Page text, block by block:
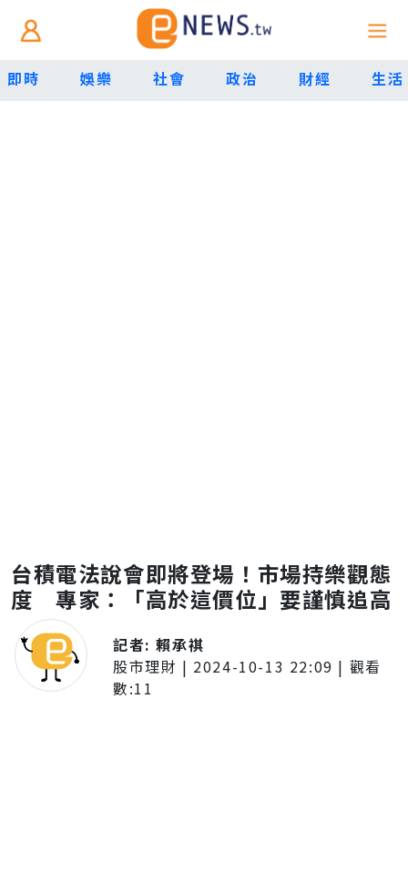
即時 娛樂 社會 政治 財經 生活
台積電法說會即將登場！市場持樂觀態
度 專家：「高於這價位」要謹慎追高
記者:賴承祺
股市理財 | 2024-10-13 22:09 | 觀看
數:11